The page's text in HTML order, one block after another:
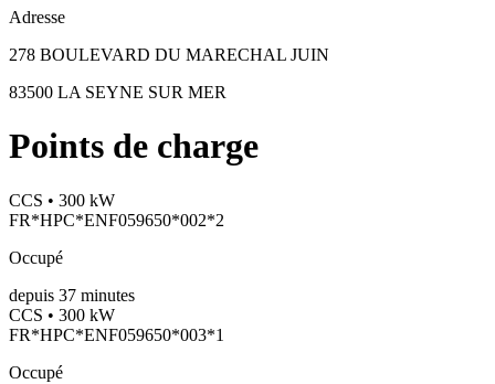
Adresse
278 BOULEVARD DU MARECHAL JUIN
83500 LA SEYNE SUR MER
Points de charge
CCS • 300 kW
FR*HPC*ENF059650*002*2
Occupé
depuis 37 minutes
CCS • 300 kW
FR*HPC*ENF059650*003*1
Occupé